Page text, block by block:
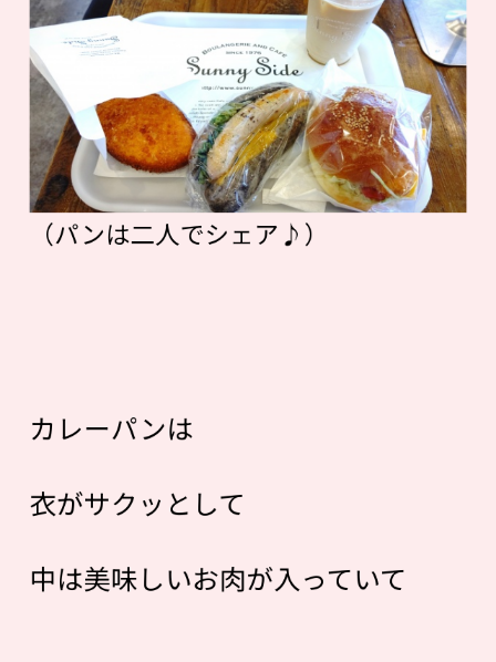
（パンは二人でシェア♪）
カレーパンは
衣がサクッとして
中は美味しいお肉が入っていて